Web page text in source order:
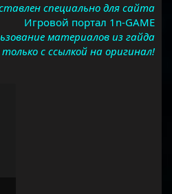
специально для сайта
Игровой портал 1n-GAME
материалов из гайда
с ссылкой на оригинал!